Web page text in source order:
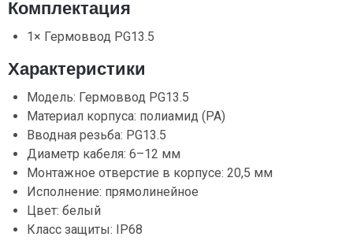
Комплектация
1× Гермоввод PG13.5
Характеристики
Модель: Гермоввод PG13.5
Материал корпуса: полиамид (PA)
Вводная резьба: PG13.5
Диаметр кабеля: 6–12 мм
Монтажное отверстие в корпусе: 20,5 мм
Исполнение: прямолинейное
Цвет: белый
Класс защиты: IP68